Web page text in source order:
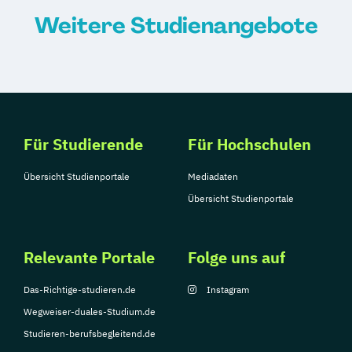
Heilpraktiker/in für Psychotherapie
Hot Stone Massage Hypnose-Coach
Lomi Lomi Nui Masseur/in
Massage- und Wellnesstherapeut/in
Phytotherapeut/in
Pilates Trainer/in
Weitere Studienangebote
Für Studierende
Übersicht Studienportale
Für Hochschulen
Mediadaten
Übersicht Studienportale
Relevante Portale
Das-Richtige-studieren.de
Wegweiser-duales-Studium.de
Studieren-berufsbegleitend.de
Folge uns auf
Instagram